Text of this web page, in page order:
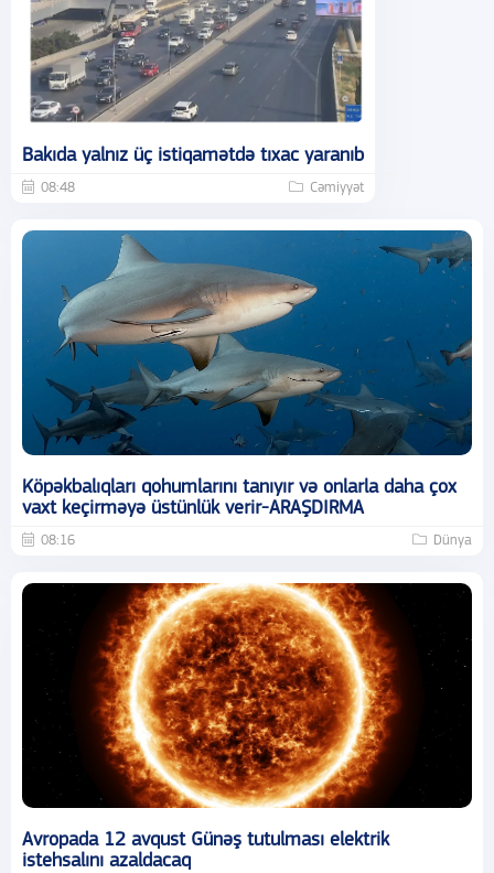
Bakıda yalnız üç istiqamətdə tıxac yaranıb
08:48 Cəmiyyət
Köpəkbalıqları qohumlarını tanıyır və onlarla daha çox
vaxt keçirməyə üstünlük verir-ARAŞDIRMA
08:16 Dünya
Avropada 12 avqust Günəş tutulması elektrik
istehsalını azaldacaq